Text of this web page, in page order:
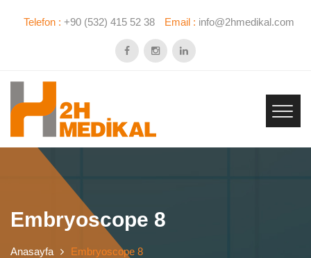
Telefon : +90 (532) 415 52 38 Email : info@2hmedikal.com
Embryoscope 8
Anasayfa Embryoscope 8